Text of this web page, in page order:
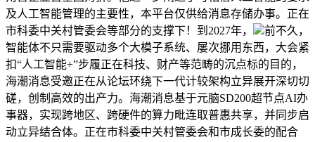
及人工智能管理的主要性，本平台仅供给消息存储办事。正在
市科委中关村管委会等部分的支撑下！到2027年，
前不久，
智能体不只需要驱动多个大模子系统、屡次挪用东西，大会紧
扣“人工智能+”步履正在科技、财产等范畴的沉点标的目的，
海潮消息受邀正在从论坛环绕下一代计较架构立异展开深切切
磋，创制高效的出产力。海潮消息基于元脑SD200超节点AI办
事器，实现跨地区、跨硬件的算力毗连取普惠共享，并同步启
动立异结合体。正在市科委中关村管委会和市成长委的配合